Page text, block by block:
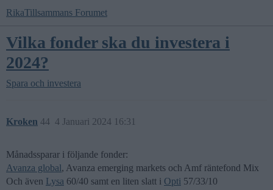
RikaTillsammans Forumet
Vilka fonder ska du investera i
2024?
Spara och investera
Kroken 4 Januari 2024 16:31
44
Månadssparar i följande fonder:
Avanza global, Avanza emerging markets och Amf räntefond Mix
Och även Lysa 60/40 samt en liten slatt i Opti 57/33/10